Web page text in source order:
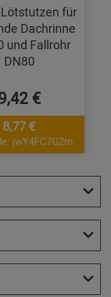
für
Dachrinne
und Fallrohr
DN80
€
8,77 €
jwY4FC7G2m